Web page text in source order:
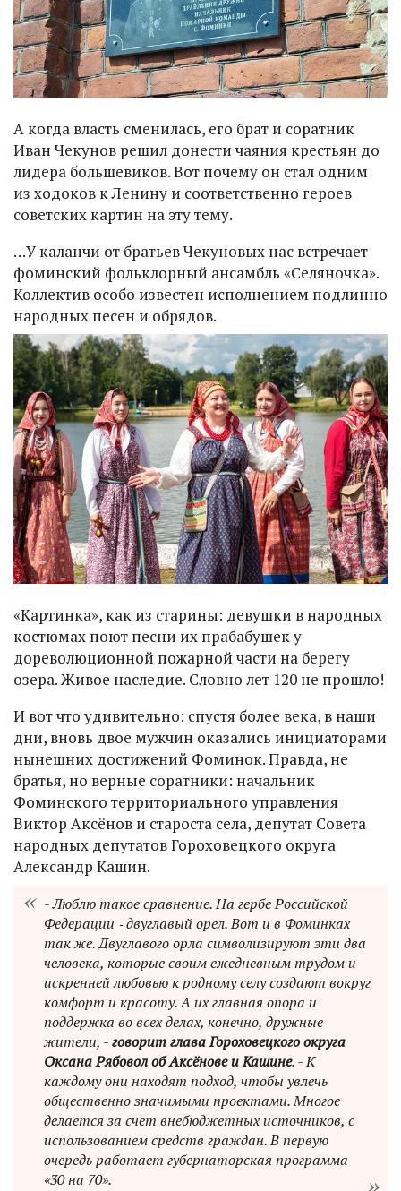
А когда власть сменилась, его брат и соратник
Иван Чекунов решил донести чаяния крестьян до
лидера большевиков. Вот почему он стал одним
из ходоков к Ленину и соответственно героев
советских картин на эту тему.
…У каланчи от братьев Чекуновых нас встречает
фоминский фольклорный ансамбль «Селяночка».
Коллектив особо известен исполнением подлинно
народных песен и обрядов.
«Картинка», как из старины: девушки в народных
костюмах поют песни их прабабушек у
дореволюционной пожарной части на берегу
озера. Живое наследие. Словно лет 120 не прошло!
И вот что удивительно: спустя более века, в наши
дни, вновь двое мужчин оказались инициаторами
нынешних достижений Фоминок. Правда, не
братья, но верные соратники: начальник
Фоминского территориального управления
Виктор Аксёнов и староста села, депутат Совета
народных депутатов Гороховецкого округа
Александр Кашин.
- Люблю такое сравнение. На гербе Российской
Федерации ‑ двуглавый орел. Вот и в Фоминках
так же. Двуглавого орла символизируют эти два
человека, которые своим ежедневным трудом и
искренней любовью к родному селу создают вокруг
комфорт и красоту. А их главная опора и
поддержка во всех делах, конечно, дружные
жители, -говорит глава Гороховецкого округа
Оксана Рябовол об Аксёнове и Кашине. - К
каждому они находят подход, чтобы увлечь
общественно значимыми проектами. Многое
делается за счет внебюджетных источников, с
использованием средств граждан. В первую
очередь работает губернаторская программа
«30 на 70».